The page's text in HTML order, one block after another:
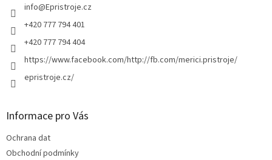
info@Epristroje.cz
+420 777 794 401
+420 777 794 404
https://www.facebook.com/http://fb.com/merici.pristroje/
epristroje.cz/
Informace pro Vás
Ochrana dat
Obchodní podmínky